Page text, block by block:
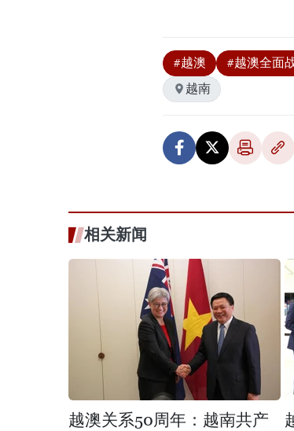
#越澳 #越澳全面
越南
相关新闻
越澳关系50周年：越南共产